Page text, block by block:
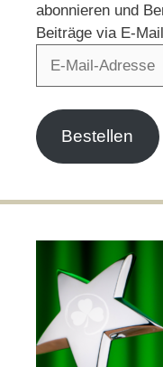
abonnieren und
Beiträge via E-
Bestellen